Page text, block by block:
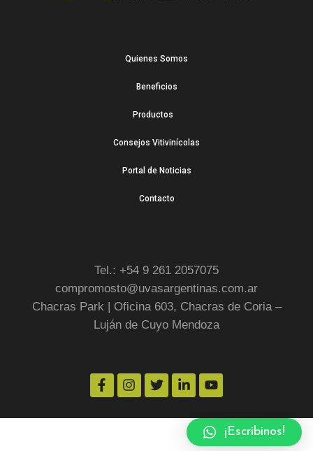
Quienes Somos
Beneficios
Productos
Consejos Vitivinícolas
Portal de Noticias
Contacto
Tel.: +54 9 261 2057075
compromosto@uvasargentinas.com.ar
Chacras Park | Oficina 603, Chacras de Coria –
Luján de Cuyo Mendoza
¡Escribinos!